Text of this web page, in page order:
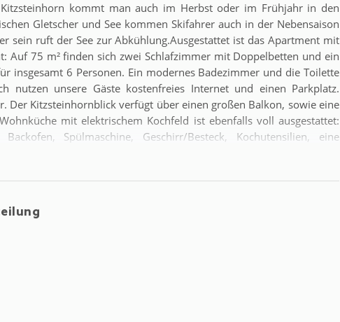
kommt man auch im Herbst oder im Frühjahr in den
Gletscher und See kommen Skifahrer auch in der Nebensaison
sein ruft der See zur Abkühlung.Ausgestattet ist das Apartment mit
Auf 75 m² finden sich zwei Schlafzimmer mit Doppelbetten und ein
insgesamt 6 Personen. Ein modernes Badezimmer und die Toilette
nutzen unsere Gäste kostenfreies Internet und einen Parkplatz.
Der Kitzsteinhornblick verfügt über einen großen Balkon, sowie eine
mit elektrischem Kochfeld ist ebenfalls voll ausgestattet:
Spülmaschine, Geschirr/Besteck, Kochutensilien, eine
gehört zu unserer Standardausstattung.Zu Fuß erreichbar
Flughafen Salzburg (75km) erreichen sie bequem mit dem Auto